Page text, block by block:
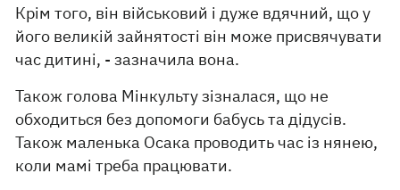
Крім того, він військовий і дуже вдячний, що у
його великій зайнятості він може присвячувати
час дитині, - зазначила вона.
Також голова Мінкульту зізналася, що не
обходиться без допомоги бабусь та дідусів.
Також маленька Осака проводить час із нянею,
коли мамі треба працювати.